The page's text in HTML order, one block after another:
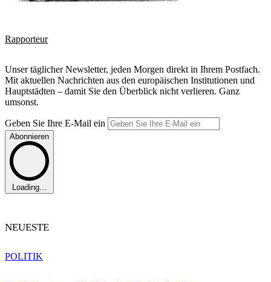
Rapporteur
Unser täglicher Newsletter, jeden Morgen direkt in Ihrem Postfach.
Mit aktuellen Nachrichten aus den europäischen Institutionen und
Hauptstädten – damit Sie den Überblick nicht verlieren. Ganz
umsonst.
Geben Sie Ihre E-Mail ein
Abonnieren
Loading...
NEUESTE
POLITIK